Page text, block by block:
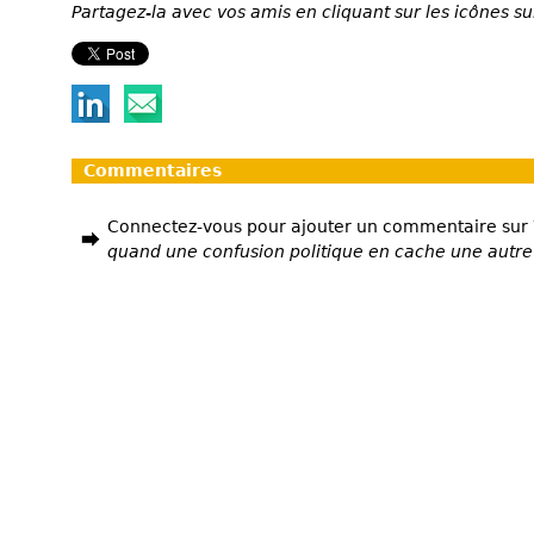
Partagez-la avec vos amis en cliquant sur les icônes
Commentaires
Connectez-vous pour ajouter un commentaire sur
quand une confusion politique en cache une autre